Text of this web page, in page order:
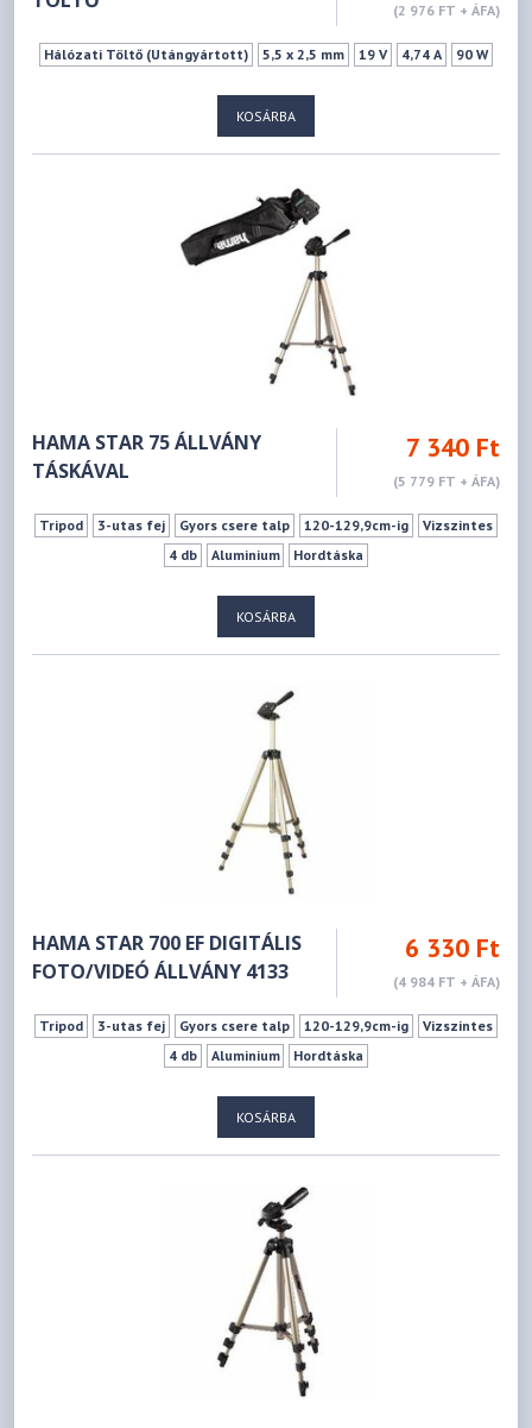
(2 976 FT + ÁFA)
Hálózati Töltő (Utángyártott) 5,5 x 2,5 mm 19 V 4,74 A 90 W
KOSÁRBA
HAMA STAR 75 ÁLLVÁNY
TÁSKÁVAL
7 340 Ft
(5 779 FT + ÁFA)
Tripod 3-utas fej Gyors csere talp 120-129,9cm-ig
Vizszintes
4 db
Aluminium Hordtáska
KOSÁRBA
HAMA STAR 700 EF DIGITÁLIS
FOTO/VIDEÓ ÁLLVÁNY 4133
6 330 Ft
(4 984 FT + ÁFA)
Tripod 3-utas fej Gyors csere talp 120-129,9cm-ig
Vizszintes
4 db
Aluminium Hordtáska
KOSÁRBA